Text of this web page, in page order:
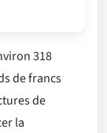
318
de francs
de
la